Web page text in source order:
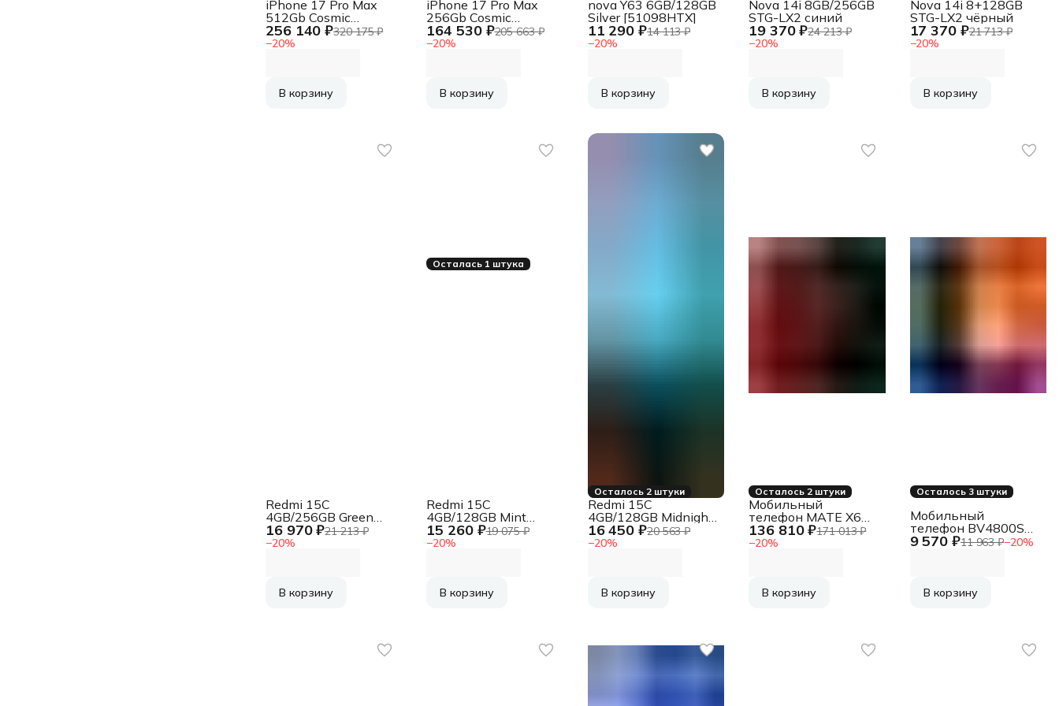
256 140 ₽320 175 ₽
−20%
iPhone 17 Pro Max
512Gb Cosmic
Orange (MFYT4ZA/A)
(nanoSim+eSim
В корзину
164 530 ₽205 663 ₽
−20%
iPhone 17 Pro Max
256Gb Cosmic
Orange (MFY94J/A)
(Dual eSim Япония)
В корзину
11 290 ₽14 113 ₽
−20%
nova Y63 6GB/128GB
Silver [51098HTX]
В корзину
19 370 ₽24 213 ₽
−20%
Nova 14i 8GB/256GB
STG-LX2 синий
В корзину
17 370 ₽21 713 ₽
−20%
Nova 14i 8+128GB
STG-LX2 чёрный
В корзину
16 970 ₽21 213 ₽
−20%
Redmi 15C
4GB/256GB Green
(69816)
В корзину
Осталась 1 штука
15 260 ₽19 075 ₽
−20%
Redmi 15C
4GB/128GB Mint
Green [69201]
В корзину
Осталось 2 штуки
16 450 ₽20 563 ₽
−20%
Redmi 15C
4GB/128GB Midnight
Black [67516]
В корзину
Осталось 2 штуки
136 810 ₽171 013 ₽
−20%
Мобильный
телефон MATE X6
12/512GB ICL-LX9
RED (ПИ) HUAWEI
В корзину
Осталось 3 штуки
9 570 ₽11 963 ₽−20%
Мобильный
телефон BV4800SE
4/64GB ORANGE
В корзину